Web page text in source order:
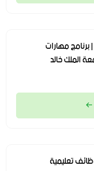
مهارات
الملك خالد
تعليمية